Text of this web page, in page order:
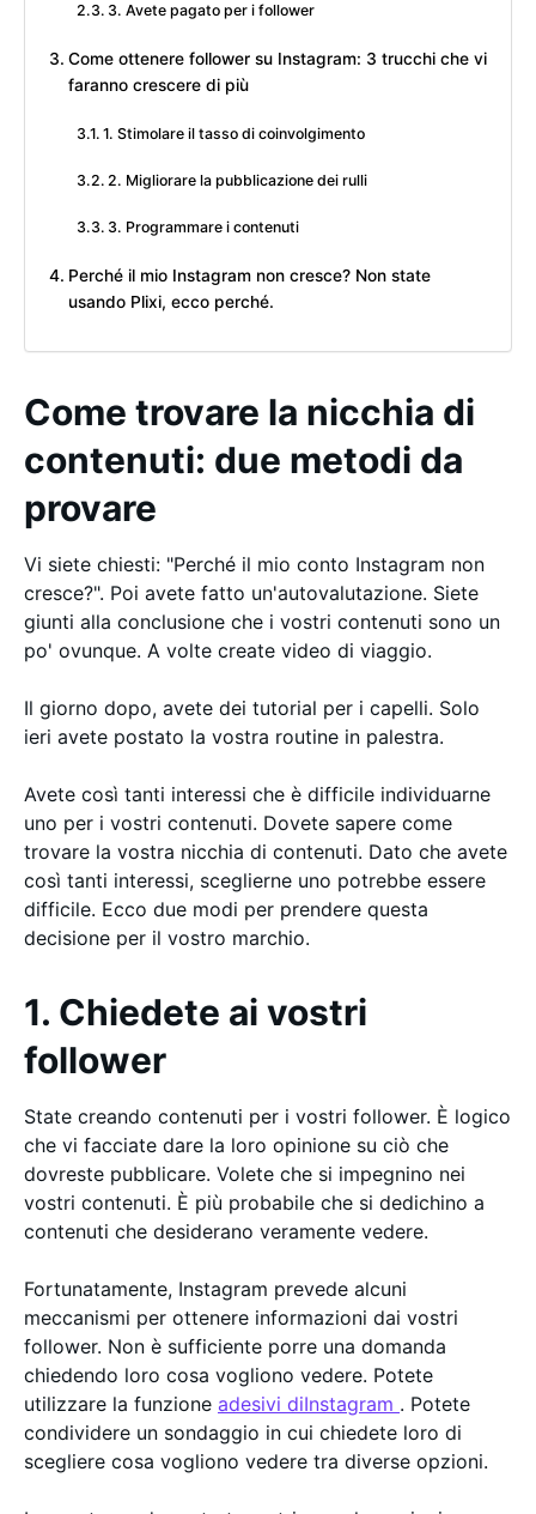
3. Avete pagato per i follower
Come ottenere follower su Instagram: 3 trucchi che vi
faranno crescere di più
1. Stimolare il tasso di coinvolgimento
2. Migliorare la pubblicazione dei rulli
3. Programmare i contenuti
Perché il mio Instagram non cresce? Non state
usando Plixi, ecco perché.
Come trovare la nicchia di
contenuti: due metodi da
provare
Vi siete chiesti: "Perché il mio conto Instagram non
cresce?". Poi avete fatto un'autovalutazione. Siete
giunti alla conclusione che i vostri contenuti sono un
po' ovunque. A volte create video di viaggio.
Il giorno dopo, avete dei tutorial per i capelli. Solo
ieri avete postato la vostra routine in palestra.
Avete così tanti interessi che è difficile individuarne
uno per i vostri contenuti. Dovete sapere come
trovare la vostra nicchia di contenuti. Dato che avete
così tanti interessi, sceglierne uno potrebbe essere
difficile. Ecco due modi per prendere questa
decisione per il vostro marchio.
1. Chiedete ai vostri
follower
State creando contenuti per i vostri follower. È logico
che vi facciate dare la loro opinione su ciò che
dovreste pubblicare. Volete che si impegnino nei
vostri contenuti. È più probabile che si dedichino a
contenuti che desiderano veramente vedere.
Fortunatamente, Instagram prevede alcuni
meccanismi per ottenere informazioni dai vostri
follower. Non è sufficiente porre una domanda
chiedendo loro cosa vogliono vedere. Potete
utilizzare la funzione adesivi diInstagram . Potete
condividere un sondaggio in cui chiedete loro di
scegliere cosa vogliono vedere tra diverse opzioni.